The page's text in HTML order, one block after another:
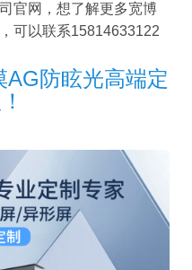
官网，想了解更多宽博
可以联系15814633122
防眩光高端定